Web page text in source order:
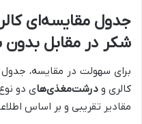
جدول مقایسه‌ای
شکر در مقابل بدون
برای سهولت در مقایسه،
کالری ودرشت‌مغذی‌های دو
مقادیر تقریبی و بر اساس